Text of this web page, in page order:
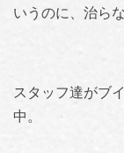
いうのに、治らな
スタッフ達がブ
中。